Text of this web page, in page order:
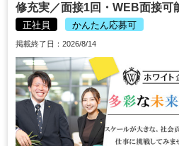
修充実／面接1回・WEB面接
正社員 かんたん応募可
掲載終了日：2026/8/14